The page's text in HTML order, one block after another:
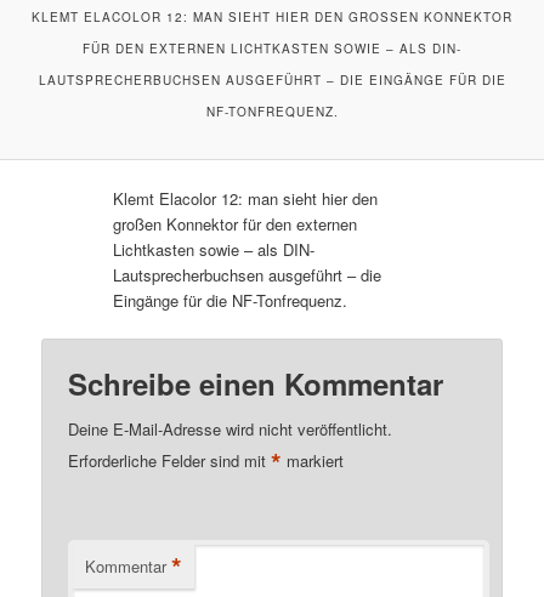
KLEMT ELACOLOR 12: MAN SIEHT HIER DEN GROSSEN KONNEKTOR F
ÜR DEN EXTERNEN LICHTKASTEN SOWIE – ALS DIN-L
AUTSPRECHERBUCHSEN AUSGEFÜHRT – DIE EINGÄNGE FÜR DIE N
F-TONFREQUENZ.
Klemt Elacolor 12: man sieht hier den
großen Konnektor für den externen
Lichtkasten sowie – als DIN-
Lautsprecherbuchsen ausgeführt – die
Eingänge für die NF-Tonfrequenz.
Schreibe einen Kommentar
Deine E-Mail-Adresse wird nicht veröffentlicht.
Erforderliche Felder sind mit* markiert
Kommentar *